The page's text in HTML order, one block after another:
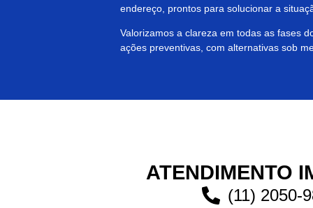
endereço, prontos para solucionar a
Valorizamos a clareza em todas as fases
ações preventivas, com alternativas sob
ATENDIMENTO
(11) 2050-